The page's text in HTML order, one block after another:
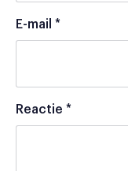
E-mail *
Reactie *